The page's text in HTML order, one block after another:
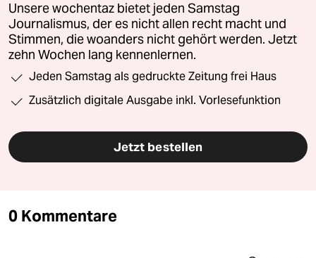
Unsere wochentaz bietet jeden Samstag
Journalismus, der es nicht allen recht macht und
Stimmen, die woanders nicht gehört werden. Jetzt
zehn Wochen lang kennenlernen.
Jeden Samstag als gedruckte Zeitung frei Haus
Zusätzlich digitale Ausgabe inkl. Vorlesefunktion
Jetzt bestellen
0 Kommentare